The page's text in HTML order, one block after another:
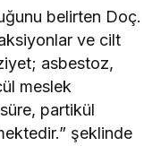
belirten Doç.
ve cilt
asbestoz,
meslek
partikül
şeklinde